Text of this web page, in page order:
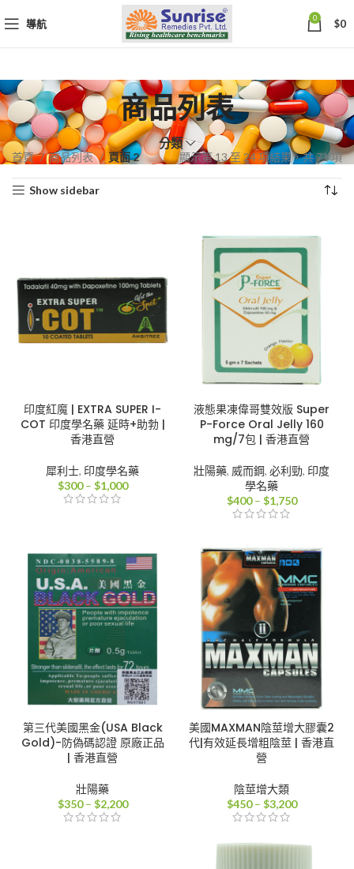
導航 0 $0
商品列表
分類
首頁 商品列表 頁面 2 顯示第 13 至 24 項結果，共 71 項依
Show sidebar
印度紅魔 | EXTRA SUPER I-
COT 印度學名藥 延時+助勃 |
香港直營
犀利士, 印度學名藥
$300 – $1,000價
到
$1,000
液態果凍偉哥雙效版 Super
P-Force Oral Jelly 160
mg/7包 | 香港直營
壯陽藥, 威而鋼, 必利勁, 印度
學名藥
$400 – $1,750價
$400
到
$1,750
第三代美國黑金(USA Black
Gold)-防偽碼認證 原廠正品
| 香港直營
壯陽藥
$350 – $2,200價
美國MAXMAN陰莖增大膠囊2
代|有效延長增粗陰莖 | 香港直
營
陰莖增大類
$450 – $3,200價
圍：